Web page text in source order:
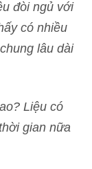
đòi ngủ với
có nhiều
lâu dài
Liệu có
gian nữa